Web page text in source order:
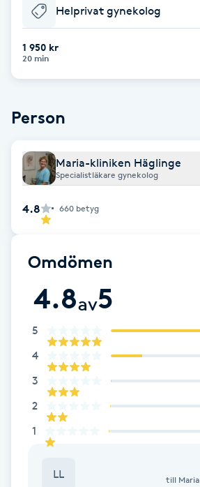
Babylights
Balayage
Barnklippning
Blowout
Bottenfärg
Brynformning
Brynfärgning
Brynplockning
Helprivat gynekolog
1 950 kr
20 min
Person
Maria-kliniken Häglinge
Specialistläkare gynekolog
4.8 660 betyg
Omdömen
4.8av5
5
4
3
2
1
LL till